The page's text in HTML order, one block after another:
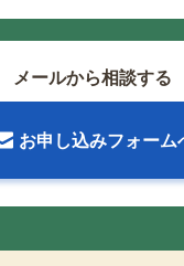
メールから相談する
お申し込みフォーム